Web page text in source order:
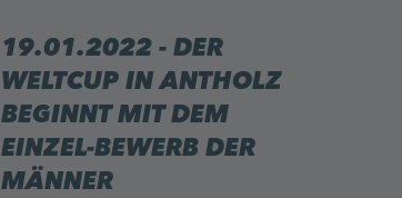
19.01.2022 - DER
WELTCUP IN ANTHOLZ
BEGINNT MIT DEM
EINZEL-BEWERB DER
MÄNNER